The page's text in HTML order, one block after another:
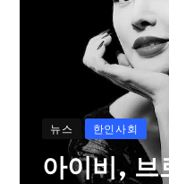
뉴스 한인사회
아이비, 브